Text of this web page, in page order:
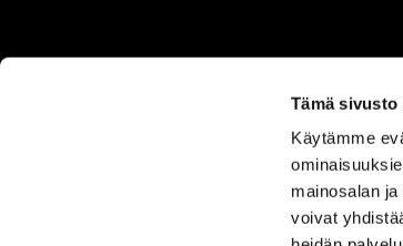
Tämä sivusto
Käytämme
mainosalan
voivat